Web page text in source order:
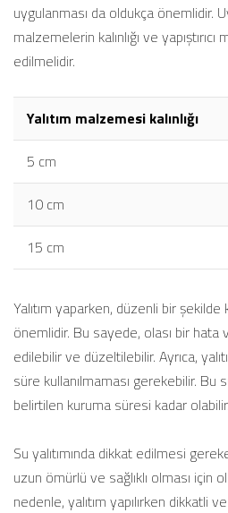
uygulanması da oldukça önemlidir.
malzemelerin kalınlığı ve
edilmelidir.
Yalıtım malzemesi kalınlığı
5 cm
10 cm
15 cm
Yalıtım yaparken, düzenli bir
önemlidir. Bu sayede, olası bir
edilebilir ve düzeltilebilir. Ayrıca,
süre kullanılmaması gerekebilir. Bu
belirtilen kuruma süresi kadar olabilir.
Su yalıtımında dikkat edilmesi
uzun ömürlü ve sağlıklı olması için
nedenle, yalıtım yapılırken dikkatli